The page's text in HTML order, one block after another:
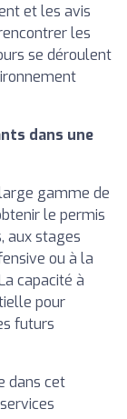
et les avis
les
se déroulent
dans une
gamme de
le permis
aux stages
ou à la
capacité à
pour
futurs
dans cet